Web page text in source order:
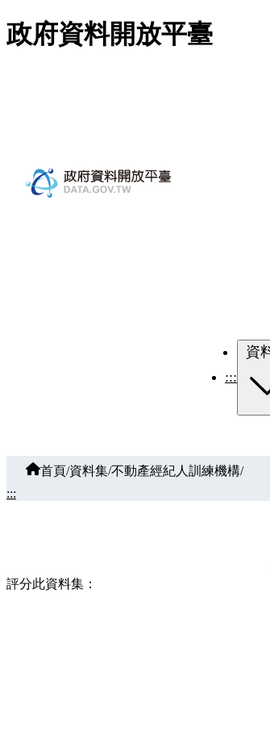
跳至主要內容
政府資料開放平臺
:::
首頁/資料集/不動產經紀人訓練機構/
:::
評分此資料集：